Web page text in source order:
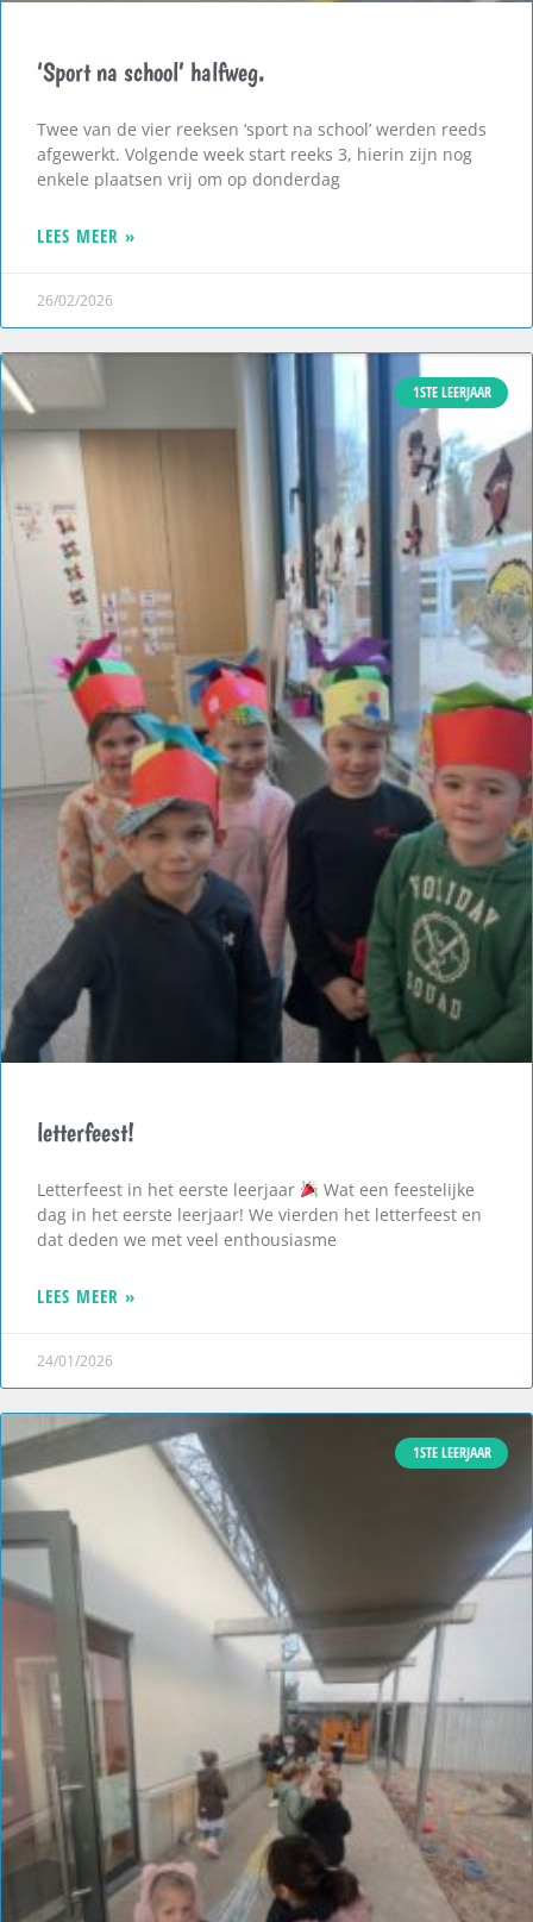
‘Sport na school’ halfweg.
Twee van de vier reeksen ‘sport na school’ werden reeds
afgewerkt. Volgende week start reeks 3, hierin zijn nog
enkele plaatsen vrij om op donderdag
LEES MEER »
26/02/2026
1STE LEERJAAR
letterfeest!
Letterfeest in het eerste leerjaar
Wat een feestelijke
dag in het eerste leerjaar! We vierden het letterfeest en
dat deden we met veel enthousiasme
LEES MEER »
24/01/2026
1STE LEERJAAR